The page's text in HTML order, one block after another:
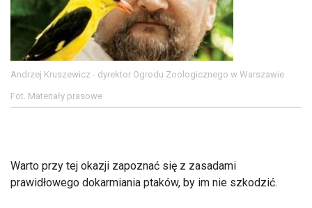
Andrzej Kruszewicz - dyrektor Ogrodu Zoologicznego w Warszawie
Fot. Materiały prasowe
Warto przy tej okazji zapoznać się z zasadami
prawidłowego dokarmiania ptaków, by im nie szkodzić.